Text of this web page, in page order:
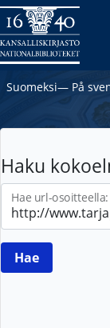
Suomeksi― På
Haku
Hae url-osoitteella: